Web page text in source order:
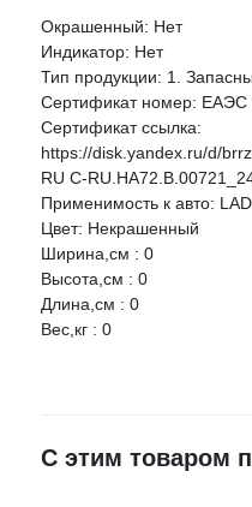
Окрашенный: Нет
Индикатор: Нет
Тип продукции: 1.
Сертификат номер: ЕАЭС
Сертификат ссылка:
https://disk.yandex.ru/d/
RU С-
Применимость к авто:
Цвет: Некрашенный
Ширина,см : 0
Высота,см : 0
Длина,см : 0
Вес,кг : 0
НАЛИЧИЕ
ООО "ДЗС" Фонарь
Артикул:
21700371601000
8 шт.
г.Воронеж,
проезд
1 шт.
г.Лиски, ул.
Оцените товар:
Ваше имя
E-mail
Достоинства
С этим товаром